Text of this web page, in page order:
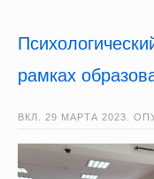
рамках
ВКЛ. 29 МАРТА 2023 .